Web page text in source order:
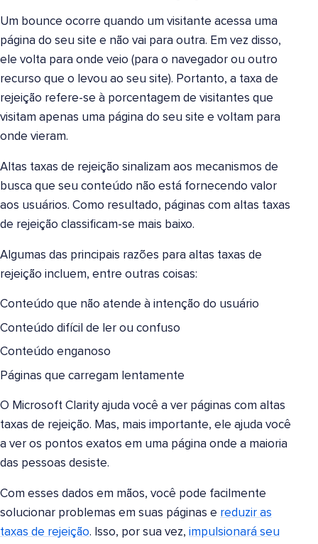
Um bounce ocorre quando um visitante acessa uma
página do seu site e não vai para outra. Em vez disso,
ele volta para onde veio (para o navegador ou outro
recurso que o levou ao seu site). Portanto, a taxa de
rejeição refere-se à porcentagem de visitantes que
visitam apenas uma página do seu site e voltam para
onde vieram.
Altas taxas de rejeição sinalizam aos mecanismos de
busca que seu conteúdo não está fornecendo valor
aos usuários. Como resultado, páginas com altas taxas
de rejeição classificam-se mais baixo.
Algumas das principais razões para altas taxas de
rejeição incluem, entre outras coisas:
Conteúdo que não atende à intenção do usuário
Conteúdo difícil de ler ou confuso
Conteúdo enganoso
Páginas que carregam lentamente
O Microsoft Clarity ajuda você a ver páginas com altas
taxas de rejeição. Mas, mais importante, ele ajuda você
a ver os pontos exatos em uma página onde a maioria
das pessoas desiste.
Com esses dados em mãos, você pode facilmente
solucionar problemas em suas páginas e reduzir as
taxas de rejeição. Isso, por sua vez, impulsionará seu